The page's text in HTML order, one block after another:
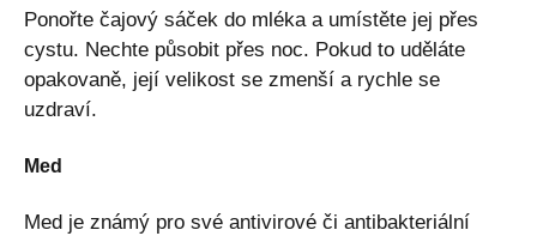
Ponořte čajový sáček do mléka a umístěte jej přes
cystu. Nechte působit přes noc. Pokud to uděláte
opakovaně, její velikost se zmenší a rychle se
uzdraví.
Med
Med je známý pro své antivirové či antibakteriální